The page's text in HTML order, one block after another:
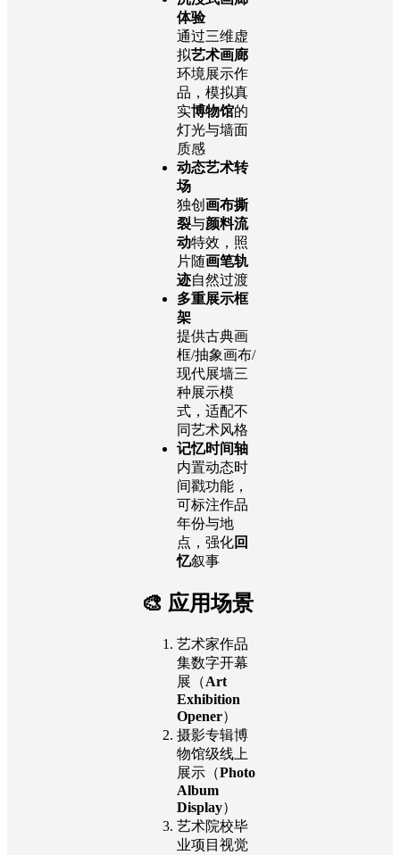
体验
通过三维虚
拟艺术画廊
环境展示作
品，模拟真
实博物馆的
灯光与墙面
质感
动态艺术转
场
独创 画布撕
裂与颜料流
动特效，照
片随画笔轨
迹自然过渡
多重展示框
架
提供古典画
框/抽象画布/
现代展墙三
种展示模
式，适配不
同艺术风格
记忆时间轴
内置动态时
间戳功能，
可标注作品
年份与地
点，强化回
忆叙事
🎨 应用场景
艺术家作品
集数字开幕
展（Art
Exhibition
Opener）
摄影专辑博
物馆级线上
展示（Photo
Album
Display）
艺术院校毕
业项目视觉